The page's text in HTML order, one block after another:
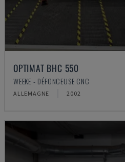
OPTIMAT BHC 550
WEEKE - DÉFONCEUSE CNC
ALLEMAGNE 2002